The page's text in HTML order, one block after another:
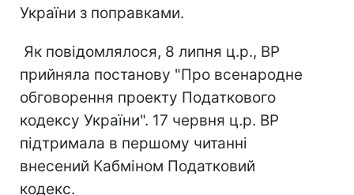
України з поправками.
Як повідомлялося, 8 липня ц.р., ВР
прийняла постанову "Про всенародне
обговорення проекту Податкового
кодексу України". 17 червня ц.р. ВР
підтримала в першому читанні
внесений Кабміном Податковий
кодекс.